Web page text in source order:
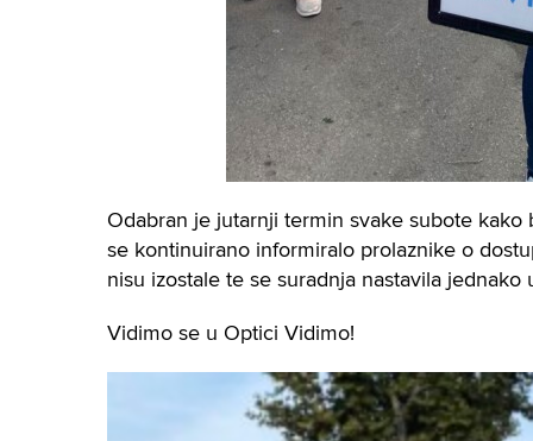
Odabran je jutarnji termin svake subote
se kontinuirano informiralo prolaznike o
nisu izostale te se suradnja nastavila
Vidimo se u Optici Vidimo!